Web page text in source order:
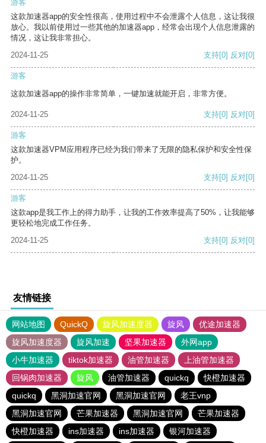
游客
这款加速器app的安全性很高，使用过程中不会泄露个人信息，这让我很
放心。我以前使用过一些其他的加速器app，经常会出现个人信息泄露的
情况，这让我非常担心。
2024-11-25
支持[0] 反对[0]
游客
这款加速器app的操作非常简单，一键加速就能开启，非常方便。
2024-11-25 支持[0] 反对[0]
游客
这款加速器VPM应用程序已经为我们带来了无限的隐私保护和安全性保
护。
2024-11-25
支持[0] 反对[0]
游客
这款app是我工作上的得力助手，让我的工作效率提高了50%，让我能够
更轻松地完成工作任务。
2024-11-25
支持[0] 反对[0]
友情链接
网站地图 QuickQ 旋风加速度器 旋风
优途加速器
旋风加速度器
旋风加速 坚果加速器
外网app
小牛加速器
tiktok加速器 油管加速器
上油管加速器
回锅肉加速器
旋风 油管加速器 quickq
快橙加速器
quickq
黑洞加速官网 黑洞加速官网
老王vnp
黑洞加速官网
芒果加速器 黑洞加速官网
芒果加速器
快橙加速器
ins加速器 ins加速器 银河加速器